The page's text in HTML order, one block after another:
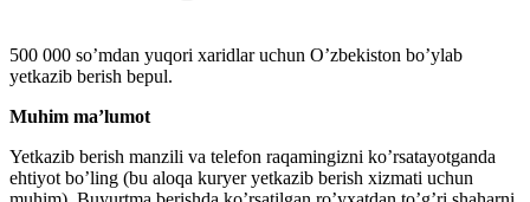
500 000 so’mdan yuqori xaridlar uchun O’zbekiston bo’ylab
yetkazib berish bepul.
Muhim ma’lumot
Yetkazib berish manzili va telefon raqamingizni ko’rsatayotganda
ehtiyot bo’ling (bu aloqa kuryer yetkazib berish xizmati uchun